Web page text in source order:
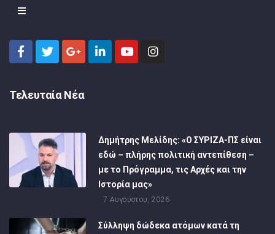
Τελευταία Νέα
Δημήτρης Μελίδης: «Ο ΣΥΡΙΖΑ-ΠΣ είναι
εδώ – πλήρης πολιτική αντεπίθεση –
με το Πρόγραμμα, τις Αρχές και την
Ιστορία μας»
7 Αυγούστου, 2026
Σύλληψη δώδεκα ατόμων κατά τη